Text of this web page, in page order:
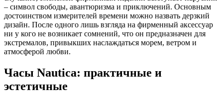
– символ свободы, авантюризма и приключений. Основным
достоинством измерителей времени можно назвать дерзкий
дизайн. После одного лишь взгляда на фирменный аксессуар
ни у кого не возникает сомнений, что он предназначен для
экстремалов, привыкших наслаждаться морем, ветром и
атмосферой любви.
Часы Nautica: практичные и
эстетичные